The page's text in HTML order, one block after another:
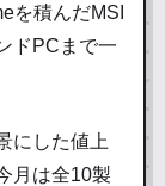
を積んだMSI
ドPCまで一
にした値上
月は全10製